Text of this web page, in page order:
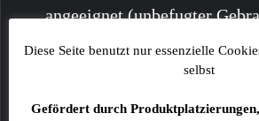
angeeignet (unbefugter
Kraftfahrzeugs).
Mutmaßliche Hehlerei:
entdeckten die Beamten
Diese Seite benutzt nur essenzielle
selbst
Gefördert durch